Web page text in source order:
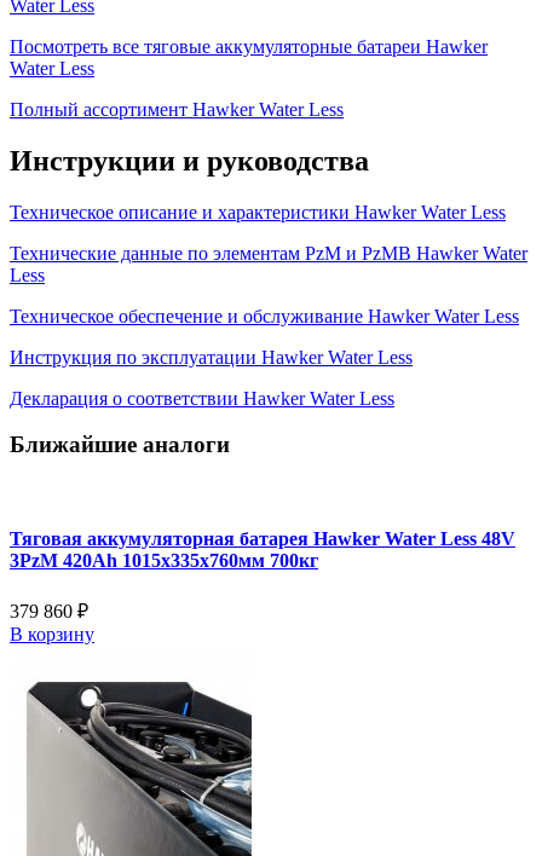
Water Less
Посмотреть все тяговые аккумуляторные батареи Hawker
Water Less
Полный ассортимент Hawker Water Less
Инструкции и руководства
Техническое описание и характеристики Hawker Water Less
Технические данные по элементам PzM и PzMB Hawker Water
Less
Техническое обеспечение и обслуживание Hawker Water Less
Инструкция по эксплуатации Hawker Water Less
Декларация о соответствии Hawker Water Less
Ближайшие аналоги
Тяговая аккумуляторная батарея Hawker Water Less 48V
3PzM 420Ah 1015x335x760мм 700кг
379 860 ₽
В корзину